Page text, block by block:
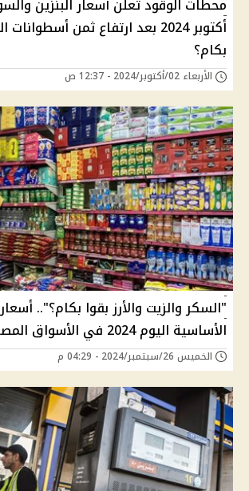
أكتوبر 2024 بعد ارتفاع ثمن
بكام؟
الأربعاء 02/أكتوبر/2024 - 12:37 ص
"السكر والزيت والأرز بقوا بكام؟"..
الأساسية اليوم 2024 في الأسواق المصرية
الخميس 26/سبتمبر/2024 - 04:29 م